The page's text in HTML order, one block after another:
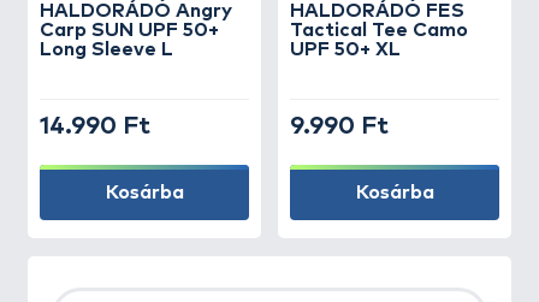
HALDORÁDÓ Angry
Carp SUN UPF 50+
Long Sleeve L
14.990 Ft
Kosárba
HALDORÁDÓ FES
Tactical Tee Camo
UPF 50+ XL
9.990 Ft
Kosárba